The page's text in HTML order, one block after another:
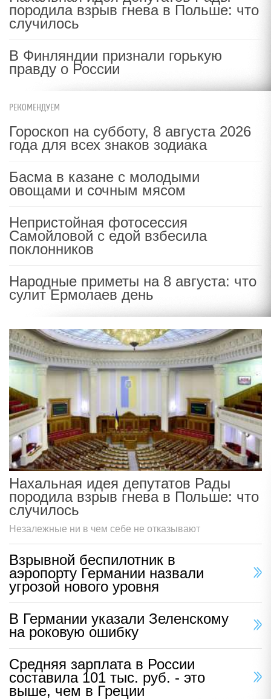
породила взрыв гнева в Польше: что
случилось
В Финляндии признали горькую
правду о России
РЕКОМЕНДУЕМ
Гороскоп на субботу, 8 августа 2026
года для всех знаков зодиака
Басма в казане с молодыми
овощами и сочным мясом
Непристойная фотосессия
Самойловой с едой взбесила
поклонников
Народные приметы на 8 августа: что
сулит Ермолаев день
Нахальная идея депутатов Рады
породила взрыв гнева в Польше: что
случилось
Незалежные ни в чем себе не отказывают
Взрывной беспилотник в
аэропорту Германии назвали
угрозой нового уровня
В Германии указали Зеленскому
на роковую ошибку
Средняя зарплата в России
составила 101 тыс. руб. - это
выше, чем в Греции